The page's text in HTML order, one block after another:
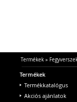
Termékek»
Termékek
Termékkatalógus
Akciós ajánlatok